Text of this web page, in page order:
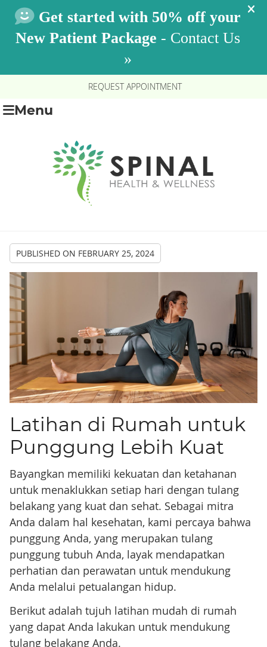
REQUEST APPOINTMENT
Menu
PUBLISHED ON FEBRUARY 25, 2024
Latihan di Rumah untuk
Punggung Lebih Kuat
Bayangkan memiliki kekuatan dan ketahanan
untuk menaklukkan setiap hari dengan tulang
belakang yang kuat dan sehat. Sebagai mitra
Anda dalam hal kesehatan, kami percaya bahwa
punggung Anda, yang merupakan tulang
punggung tubuh Anda, layak mendapatkan
perhatian dan perawatan untuk mendukung
Anda melalui petualangan hidup.
Berikut adalah tujuh latihan mudah di rumah
yang dapat Anda lakukan untuk mendukung
tulang belakang Anda.